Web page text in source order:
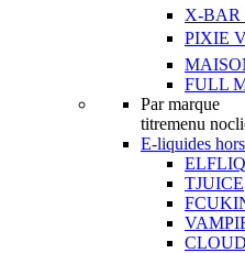
X-BAR
PIXIE
FULL
Par marque
titremenu
E-liquides
TJUICE